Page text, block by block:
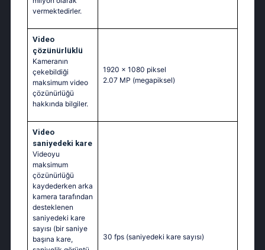
vermektedirler.
Video
çözünürlüklü
Kameranın
çekebildiği
maksimum video
çözünürlüğü
hakkında bilgiler.
1920 x 1080 piksel
2.07 MP (megapiksel)
Video
saniyedeki kare
Videoyu
maksimum
çözünürlüğü
kaydederken arka
kamera tarafından
desteklenen
saniyedeki kare
sayısı (bir saniye
başına kare,
30 fps (saniyedeki kare sayısı)